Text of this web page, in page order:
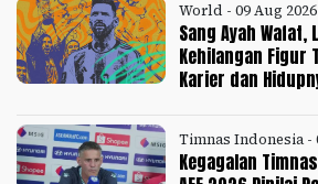
World - 09 Aug 2026
Sang Ayah
Kehilangan Figur
Karier dan
Timnas Indonesia -
Kegagalan